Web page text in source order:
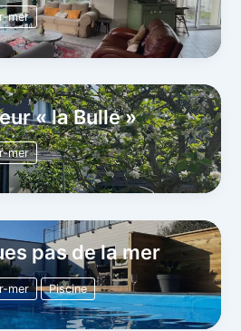
mer
« la Bulle »
mer
pas de la mer
mer Piscine